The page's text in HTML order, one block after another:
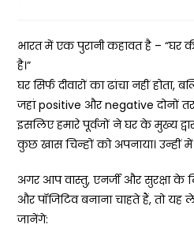
भारत में एक पुरानी कहावत है – “घर
है।”
घर सिर्फ दीवारों का ढांचा नहीं
जहां positive और negative दोनों
इसलिए हमारे पूर्वजों ने घर के मुख्य
कुछ खास चिन्हों को अपनाया। उन्हीं
अगर आप वास्तु, एनर्जी और सुरक्षा के
और पॉजिटिव बनाना चाहते हैं, तो
जानेंगे: